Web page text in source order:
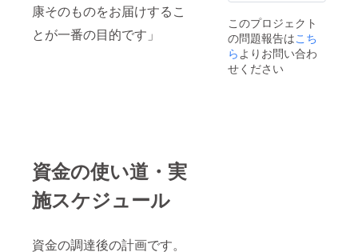
康そのものをお届けするこ
とが一番の目的です」
資金の使い道・実
施スケジュール
資金の調達後の計画です。
このプロジェクト
の問題報告はこち
らよりお問い合わ
せください